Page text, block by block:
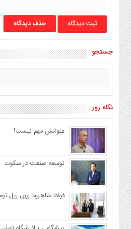
حذف دیدگاه
جستجو
نگاه روز
عنوانش مهم نیست!
توسعه صنعت در سکوت
فولاد شاهرود روی ریل